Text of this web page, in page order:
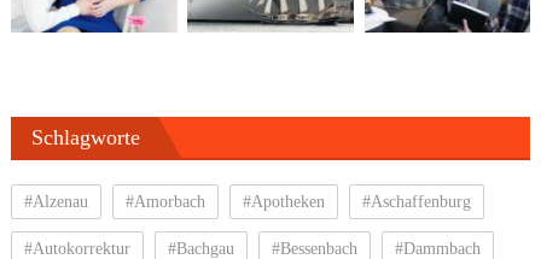
Schlagworte
#Alzenau #Amorbach #Apotheken #Aschaffenburg
#Autokorrektur #Bachgau #Bessenbach #Dammbach